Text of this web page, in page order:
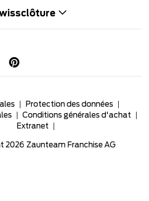
Protection des données
Conditions générales d'achat
Extranet
2026 Zaunteam Franchise AG